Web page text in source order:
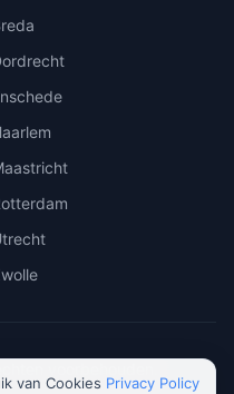
voorbehouden.
van Cookies Privacy Policy